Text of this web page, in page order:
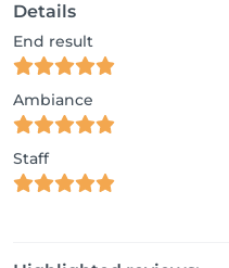
Details
End result
Ambiance
Staff